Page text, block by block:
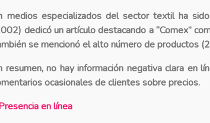
medios especializados del sector textilha
dedicó un artículo destacando a “Comex”
se mencionó el alto número de productos
resumen, no hay información negativa clara en
ocasionales de clientes sobre precios.
en línea